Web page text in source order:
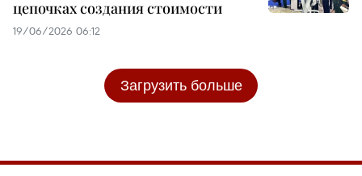
цепочках создания стоимости
19/06/2026 06:12
Загрузить больше